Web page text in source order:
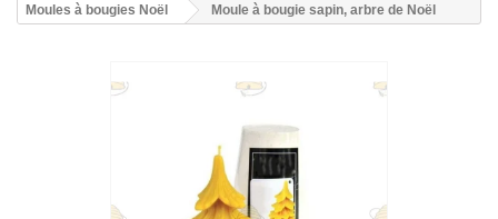
Moules à bougies Noël
Moule à bougie sapin, arbre de Noël